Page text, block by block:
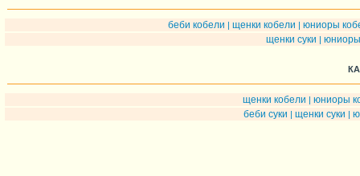
беби кобели |щенки кобели |юниоры
щенки суки |юниоры
щенки кобели |юниоры
беби суки |щенки суки |